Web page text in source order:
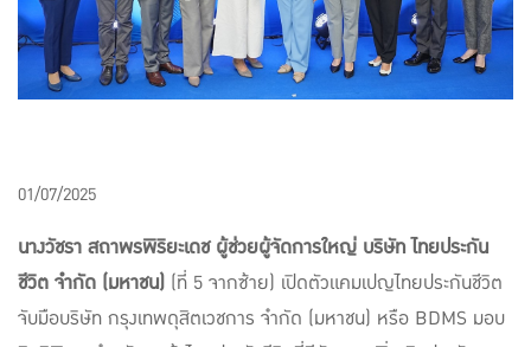
01/07/2025
นางวัชรา สถาพรพิริยะเดช ผู้ช่วยผู้จัดการใหญ่ บริษัท ไทยประกัน
ชีวิต จำกัด (มหาชน) (ที่ 5 จากซ้าย) เปิดตัวแคมเปญไทยประกันชีวิต
จับมือบริษัท กรุงเทพดุสิตเวชการ จำกัด (มหาชน) หรือ BDMS มอบ